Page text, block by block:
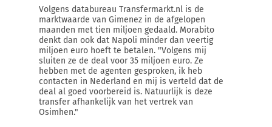
Volgens databureau Transfermarkt.nl is de
marktwaarde van Gimenez in de afgelopen
maanden met tien miljoen gedaald. Morabito
denkt dan ook dat Napoli minder dan veertig
miljoen euro hoeft te betalen. "Volgens mij
sluiten ze de deal voor 35 miljoen euro. Ze
hebben met de agenten gesproken, ik heb
contacten in Nederland en mij is verteld dat de
deal al goed voorbereid is. Natuurlijk is deze
transfer afhankelijk van het vertrek van
Osimhen."